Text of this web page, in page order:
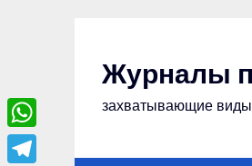
Журналы
захватывающие виды
WhatsApp